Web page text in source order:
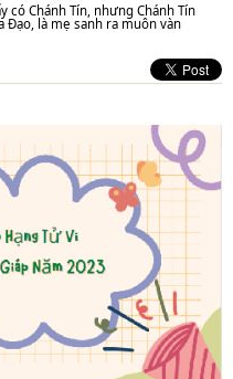
có Chánh Tín, nhưng Chánh Tín
Đạo, là mẹ sanh ra muôn vàn